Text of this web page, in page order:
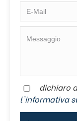
dichiaro
l'informativa